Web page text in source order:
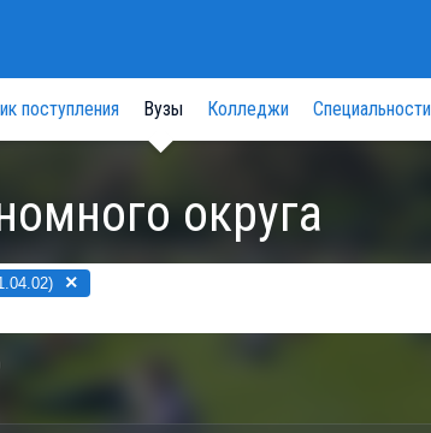
поступления Вузы Колледжи Специальности
округа
×